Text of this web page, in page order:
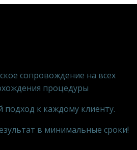
сопровождение на всех
процедуры
к каждому клиенту.
в минимальные сроки!